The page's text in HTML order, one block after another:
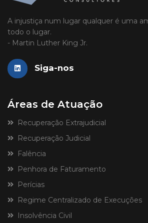
A injustiça num lugar qualquer é uma
todo o lugar.
- Martin Luther King Jr.
Siga-nos
Áreas de Atuação
Recuperação Extrajudicial
Recuperação Judicial
Falência
Penhora de Faturamento
Perícias
Regime Centralizado de Execuções
Insolvência Civil